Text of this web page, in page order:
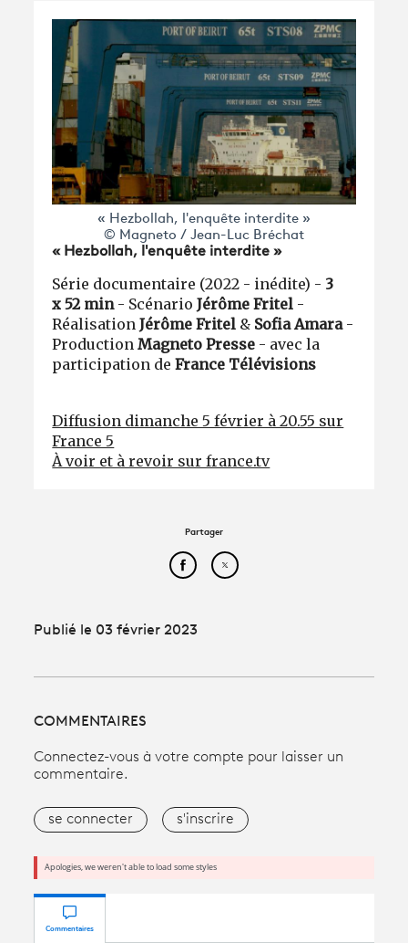
« Hezbollah, l'enquête interdite »
© Magneto / Jean-Luc Bréchat
« Hezbollah, l'enquête interdite »
Série documentaire (2022 - inédite) - 3
x 52 min- ScénarioJérôme Fritel -
RéalisationJérôme Fritel & Sofia Amara -
ProductionMagneto Presse - avec la
participation de France Télévisions
Diffusion dimanche 5 février à 20.55 sur
France 5
À voir et à revoir sur france.tv
Partager
Partager cet article sur
Partager cet article sur
Publié le 03 février 2023
COMMENTAIRES
Connectez-vous à votre compte pour laisser un
commentaire.
se connecter s'inscrire